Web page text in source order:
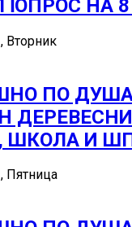
ОПРОС НА
Вторник
ПО
ШКОЛА И
Пятница